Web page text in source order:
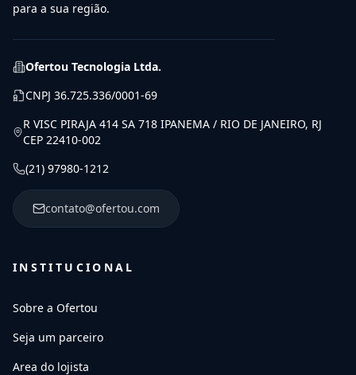
para a sua região.
Ofertou Tecnologia Ltda.
CNPJ 36.725.336/0001-69
R VISC PIRAJA 414 SA 718 IPANEMA / RIO DE JANEIRO, RJ
CEP 22410-002
(21) 97980-1212
contato@ofertou.com
INSTITUCIONAL
Sobre a Ofertou
Seja um parceiro
Area do lojista